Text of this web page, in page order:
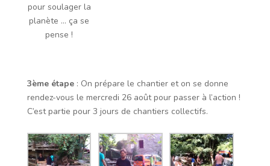
pour soulager la
planète … ça se
pense !
3ème étape: On prépare le chantier et on se donne
rendez-vous le mercredi 26 août pour passer à l’action !
C’est partie pour 3 jours de chantiers collectifs.